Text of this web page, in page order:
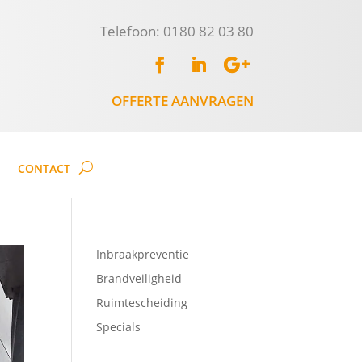
Telefoon: 0180 82 03 80
OFFERTE AANVRAGEN
CONTACT
Inbraakpreventie
Brandveiligheid
Ruimtescheiding
Specials